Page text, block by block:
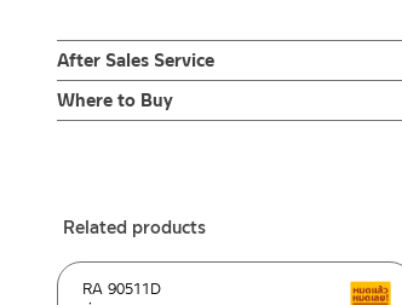
After Sales Service
Online Platform
– Email: contact@charnpaiboon.com
Where to Buy
–Lazada
ติดต่อพนักงานขาย / Contact Sales Staff
Related products
RA 90511D